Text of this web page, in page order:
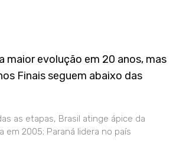
maior evolução em 20 anos, mas
Finais seguem abaixo das
as etapas, Brasil atinge ápice da
em 2005; Paraná lidera no país